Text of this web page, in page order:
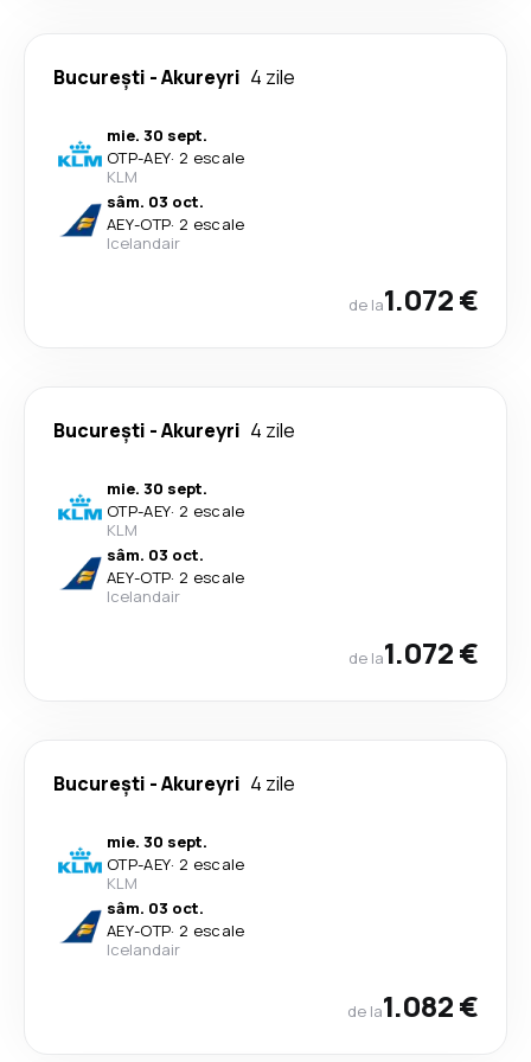
București -Akureyri 4 zile
mie. 30 sept.
OTP-AEY· 2 escale
KLM
sâm. 03 oct.
AEY-OTP· 2 escale
Icelandair
de la1.072 €
București -Akureyri 4 zile
mie. 30 sept.
OTP-AEY· 2 escale
KLM
sâm. 03 oct.
AEY-OTP· 2 escale
Icelandair
de la1.072 €
București -Akureyri 4 zile
mie. 30 sept.
OTP-AEY· 2 escale
KLM
sâm. 03 oct.
AEY-OTP· 2 escale
Icelandair
de la1.082 €